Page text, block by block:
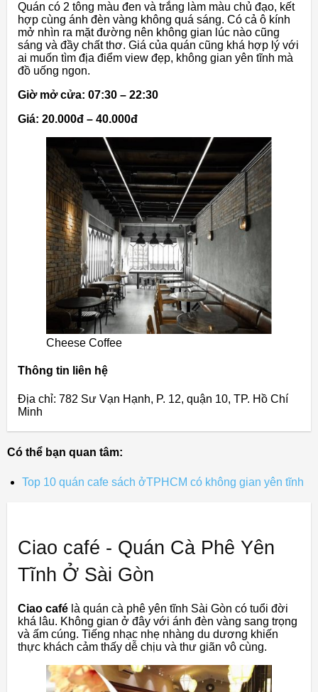
Quán có 2 tông màu đen và trắng làm màu chủ đạo, kết
hợp cùng ánh đèn vàng không quá sáng. Có cả ô kính
mở nhìn ra mặt đường nên không gian lúc nào cũng
sáng và đầy chất thơ. Giá của quán cũng khá hợp lý với
ai muốn tìm địa điểm view đẹp, không gian yên tĩnh mà
đồ uống ngon.
Giờ mở cửa: 07:30 – 22:30
Giá: 20.000đ – 40.000đ
Cheese Coffee
Thông tin liên hệ
Địa chỉ: 782 Sư Vạn Hạnh, P. 12, quận 10, TP. Hồ Chí
Minh
Có thể bạn quan tâm:
Top 10 quán cafe sách ởTPHCM có không gian yên tĩnh
Ciao café - Quán Cà Phê Yên
Tĩnh Ở Sài Gòn
Ciao café là quán cà phê yên tĩnh Sài Gòn có tuổi đời
khá lâu. Không gian ở đây với ánh đèn vàng sang trọng
và ấm cúng. Tiếng nhạc nhẹ nhàng du dương khiến
thực khách cảm thấy dễ chịu và thư giãn vô cùng.